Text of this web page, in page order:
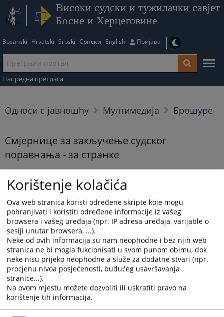
Високи судски и тужилачки савјет
Босне и Херцеговине
Bosanski Hrvatski Srpski Српски English Пријава
Напредна претрага
Односи с јавношћу Мултимедија Брошуре
Смјернице за закључење судског
поравнања - за странке
Приказана вијест је на
Вијест доступна још на: Bosanski jezik Hrvatski jezik
Пратећи документи
ВСТВ Смјернице за поступање странака СРП
581ПРЕГЛЕДА
Korištenje kolačića
Ova web stranica koristi određene skripte koje mogu
pohranjivati i koristiti određene informacije iz vašeg
browsera i vašeg uređaja (npr. IP adresa uređaja, varijable o
sesiji unutar browsera, ...).
Neke od ovih informacija su nam neophodne i bez njih web
stranica ne bi mogla fukcionisati u svom punom obimu, dok
neke nisu prijeko neophodne a služe za dodatne stvari (npr.
procjenu nivoa posjećenosti, budućeg usavršavanja
stranice...).
Na ovom mjestu možete dozvoliti ili uskratiti pravo na
korištenje tih informacija.